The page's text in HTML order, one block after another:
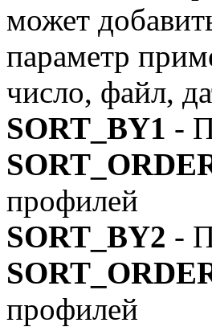
может
параметр
число, файл,
SORT_BY1 -
профилей
SORT_BY2 -
профилей